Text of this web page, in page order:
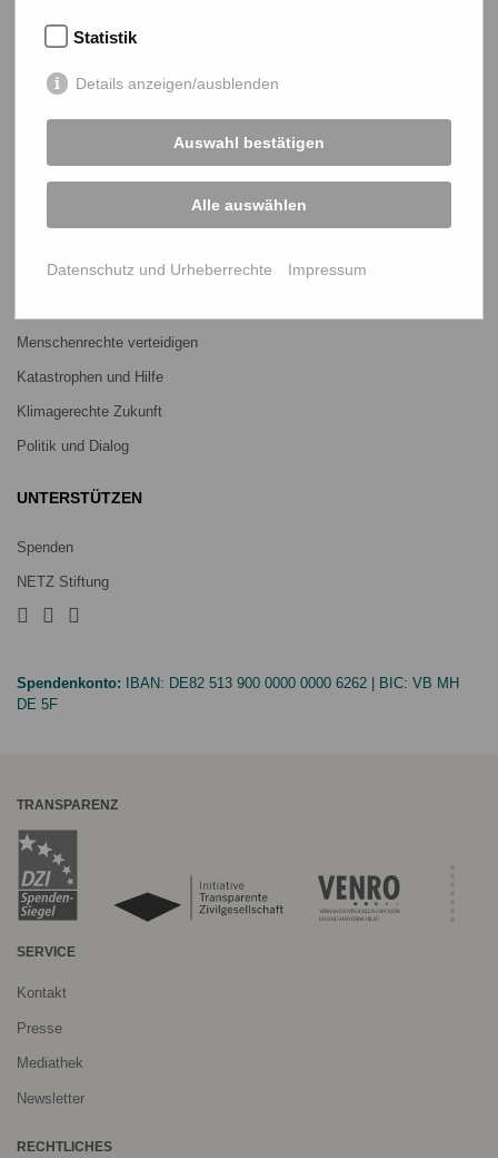
Mitmachen
PROJEKTE
Ein Leben lang genug Reis
Menschenrechte verteidigen
Katastrophen und Hilfe
Klimagerechte Zukunft
Politik und Dialog
UNTERSTÜTZEN
Spenden
NETZ Stiftung
Spendenkonto: IBAN: DE82 513 900 0000 0000 6262 | BIC: VB MH
DE 5F
TRANSPARENZ
SERVICE
Kontakt
Presse
Mediathek
Newsletter
RECHTLICHES
Statistik
Details anzeigen/ausblenden
Auswahl bestätigen
Alle auswählen
Datenschutz und Urheberrechte Impressum